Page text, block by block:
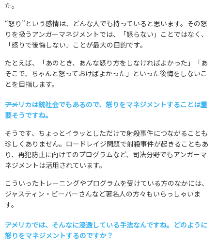
た。
“怒り”という感情は、どんな人でも持っていると思います。その怒
りを扱うアンガーマネジメントでは、「怒らない」ことではなく、
「怒りで後悔しない」ことが最大の目的です。
たとえば、「あのとき、あんな怒り方をしなければよかった」「あ
そこで、ちゃんと怒っておけばよかった」といった後悔をしないこ
とを目指します。
――アメリカは銃社会でもあるので、怒りをマネジメントすることは重
要そうですね。
そうです、ちょっとイラッとしただけで射殺事件につながることも
珍しくありません。ロードレイジ問題で射殺事件が起きることもあ
り、再犯防止に向けてのプログラムなど、司法分野でもアンガーマ
ネジメントは活用されています。
こういったトレーニングやプログラムを受けている方のなかには、
ジャスティン・ビーバーさんなど著名人の方々もいらっしゃいま
す。
――アメリカでは、そんなに浸透している手法なんですね。どのように
怒りをマネジメントするのですか？